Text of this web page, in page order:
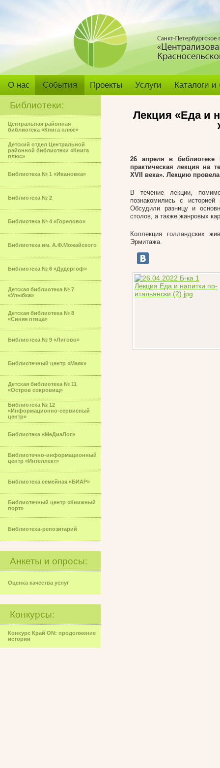
О нас События Проекты Услуги Каталоги
Библиотеки:
Центральная районная
библиотека «Книга плюс»
Детский отдел Центральной
районной библиотеки «Книга
плюс»
Библиотека № 1 «Ивановка»
Библиотека № 2
Библиотека № 4 «Горелово»
Библиотека им. А.Ф.Можайского
Библиотека № 6 «Дудергоф»
Детская библиотека № 7
«Улыбка»
Детская библиотека № 8
«Синяя птица»
Библиотека № 9 «Лигово»
Библиотечный центр «Маяк»
Детская библиотека № 11
«Остров сокровищ»
Библиотека № 12
«Информационно-сервисный
центр»
Библиотека «МеДиаЛог»
Библиотечно-информационный
центр «Интеллект»
Библиотека семейная «БИАР»
Библиотечный центр «Книжный
порт»
Библиотека-репозитарий
Анкеты и опросы:
Оценка качества услуг
Конкурсы:
Конкурс Край ON: продолжение
истории
Лекция «Еда и
26 апреля в
практическая лекция на
XVII века». Лекцию
В течение лекции,
познакомились с
Обсудили разницу и
столов, а также жанровых
Коллекция голландских
Эрмитажа.